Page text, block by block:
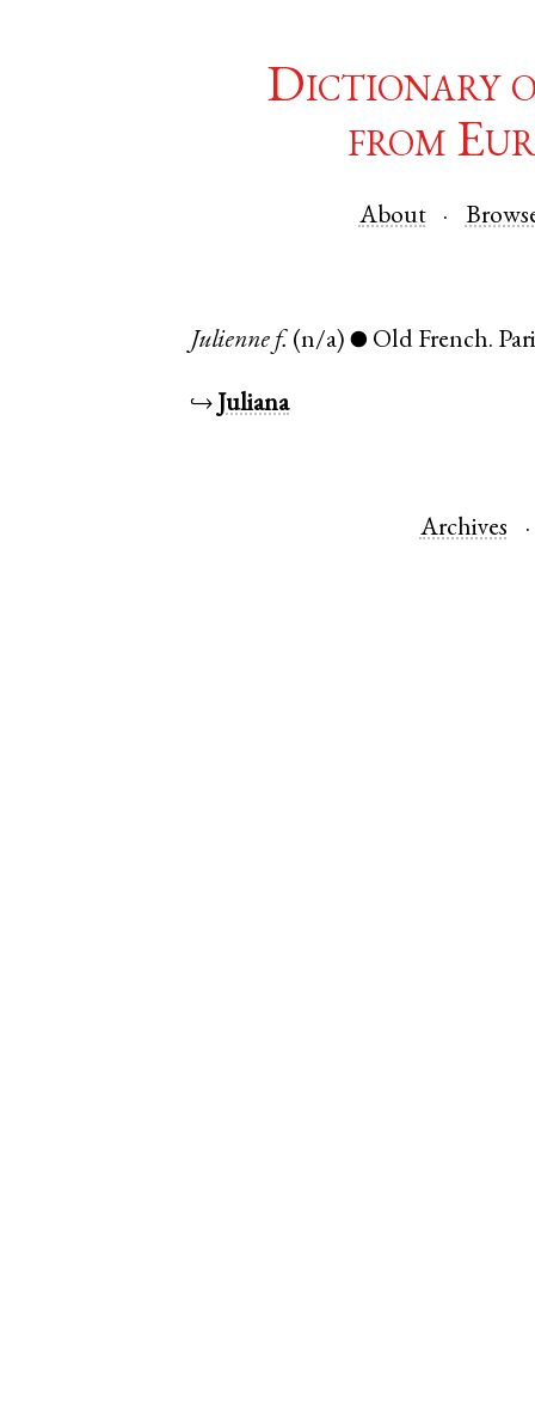
Dictionary
from
About
Julienne f. (n/a) ● Old French.
↪ Juliana
Archives